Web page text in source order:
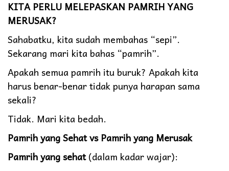
KITA PERLU MELEPASKAN PAMRIH YANG
MERUSAK?
Sahabatku, kita sudah membahas “sepi”.
Sekarang mari kita bahas “pamrih”.
Apakah semua pamrih itu buruk? Apakah kita
harus benar-benar tidak punya harapan sama
sekali?
Tidak. Mari kita bedah.
Pamrih yang Sehat vs Pamrih yang Merusak
Pamrih yang sehat(dalam kadar wajar):